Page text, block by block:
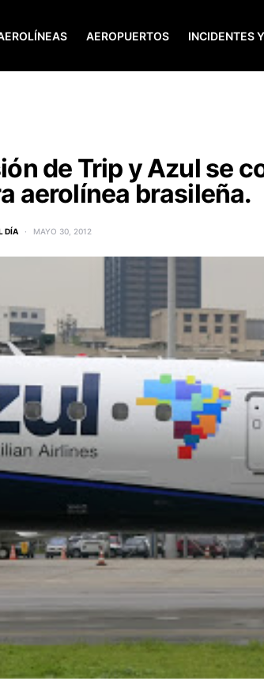
AEROPUERTOS INCIDENTES
de Trip y Azul se
aerolínea brasileña.
DÍA MAYO 30, 2012